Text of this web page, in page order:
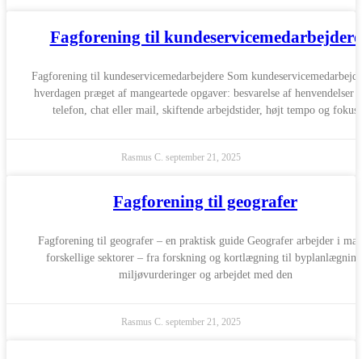
Fagforening til kundeservicemedarbejdere
Fagforening til kundeservicemedarbejdere Som
hverdagen præget af mangeartede opgaver: besvarelse af henvendelser
telefon, chat eller mail, skiftende arbejdstider, højt tempo og fokus
Rasmus C. september 21, 2025
Fagforening til geografer
Fagforening til geografer – en praktisk guide Geografer arbejder i
forskellige sektorer – fra forskning og kortlægning til
miljøvurderinger og arbejdet med den
Rasmus C. september 21, 2025